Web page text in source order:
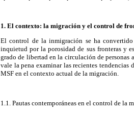
1. El contexto: la migración y el control de
El control de la inmigración se ha
inquietud por la porosidad de sus fronteras y
grado de libertad en la circulación de personas
vale la pena examinar las recientes
MSF en el contexto actual de la migración.
1.1. Pautas contemporáneas en el control de la